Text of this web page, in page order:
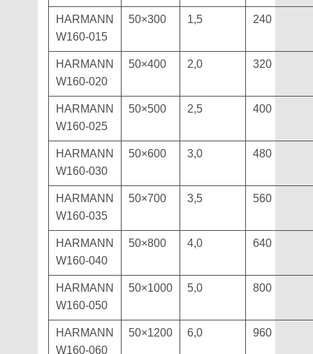
HARMANN
W160-015
50×300 1,5 240
HARMANN
W160-020
50×400 2,0 320
HARMANN
W160-025
50×500 2,5 400
HARMANN
W160-030
50×600 3,0 480
HARMANN
W160-035
50×700 3,5 560
HARMANN
W160-040
50×800 4,0 640
HARMANN
W160-050
50×1000 5,0 800
HARMANN
W160-060
50×1200 6,0 960